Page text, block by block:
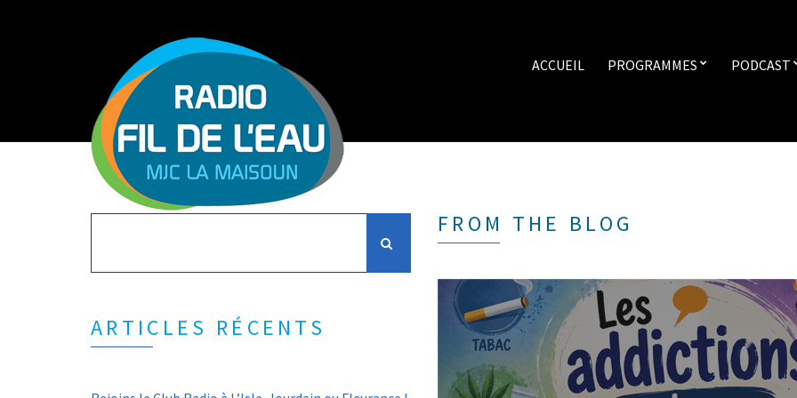
ACCUEIL PROGRAMMES PODCAST
FROM THE BLOG
ARTICLES RÉCENTS